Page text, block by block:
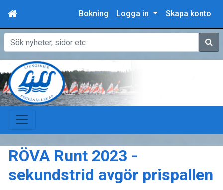
Bokning Logga in Skapa konto
Sök
RÖVA Runt 2023 -
sekundstrid avgör prispallen